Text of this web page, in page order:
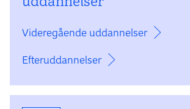
Videregående uddannelser
Efteruddannelser